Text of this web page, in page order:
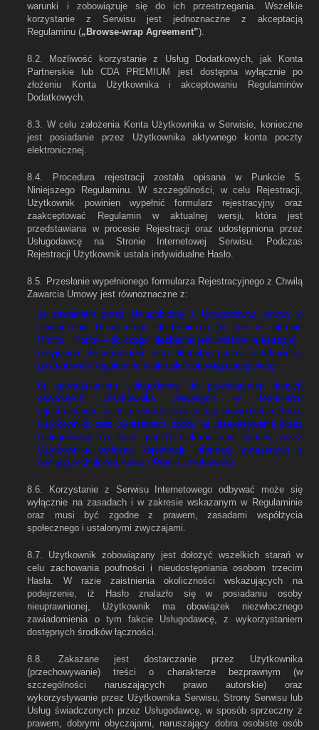
warunki i zobowiązuje się do ich przestrzegania. Wszelkie
korzystanie z Serwisu jest jednoznaczne z akceptacją
Regulaminu („Browse-wrap Agreement”).
8.2. Możliwość korzystanie z Usług Dodatkowych, jak Konta
Partnerskie lub CDA PREMIUM jest dostępna wyłącznie po
złożeniu Konta Użytkownika i akceptowaniu Regulaminów
Dodatkowych.
8.3. W celu założenia Konta Użytkownika w Serwisie, konieczne
jest posiadanie przez Użytkownika aktywnego konta poczty
elektronicznej.
8.4. Procedura rejestracji została opisana w Punkcie 5.
Niniejszego Regulaminu. W szczególności, w celu Rejestracji,
Użytkownik powinien wypełnić formularz rejestracyjny oraz
zaakceptować Regulamin w aktualnej wersji, która jest
przedstawiana w procesie Rejestracji oraz udostępniona przez
Usługodawcę na Stronie Internetowej Serwisu. Podczas
Rejestracji Użytkownik ustala indywidualne Hasło.
8.5. Przesłanie wypełnionego formularza Rejestracyjnego z Chwilą
Zawarcia Umowy jest równoznaczne z:
a) zawarciem przez Usługobiorcę z Usługodawcą umowy o
świadczenie Usług drogą elektroniczną (w tym w zakresie
Profilu i Konta – do czego niezbędna jest właśnie rejestracja) i
przyjęciem do wiadomości oraz akceptacją przez Użytkownika
postanowień Regulaminu w aktualnie obowiązującej wersji;
b) upoważnieniem Usługodawcy do przetwarzania danych
osobowych Użytkownika zawartych w formularzu
rejestracyjnym w celu świadczenia usługi prowadzenia Konta
Użytkownika oraz wyrażeniem zgody na przekazywanie przez
Usługodawcę na adres poczty elektronicznej podany przez
Użytkownika podczas Rejestracji, informacji związanych z
obsługą techniczną Konta / Profilu Użytkownika.
8.6. Korzystanie z Serwisu Internetowego odbywać może się
wyłącznie na zasadach i w zakresie wskazanym w Regulaminie
oraz musi być zgodne z prawem, zasadami współżycia
społecznego i ustalonymi zwyczajami.
8.7. Użytkownik zobowiązany jest dołożyć wszelkich starań w
celu zachowania poufności i nieudostępniania osobom trzecim
Hasła. W razie zaistnienia okoliczności wskazujących na
podejrzenie, iż Hasło znalazło się w posiadaniu osoby
nieuprawnionej, Użytkownik ma obowiązek niezwłocznego
zawiadomienia o tym fakcie Usługodawcę, z wykorzystaniem
dostępnych środków łączności.
8.8. Zakazane jest dostarczanie przez Użytkownika
(przechowywanie) treści o charakterze bezprawnym (w
szczególności naruszających prawo autorskie) oraz
wykorzystywanie przez Użytkownika Serwisu, Strony Serwisu lub
Usług świadczonych przez Usługodawcę, w sposób sprzeczny z
prawem, dobrymi obyczajami, naruszający dobra osobiste osób